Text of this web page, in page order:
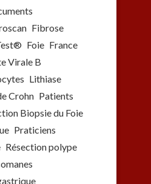
Fibrose
Foie France
Virale B
Lithiase
Crohn Patients
Biopsie du Foie
Praticiens
Résection polype